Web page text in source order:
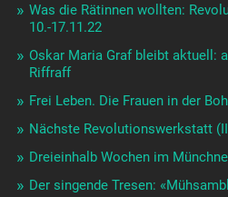
Was die Rätinnen wollten:
10.-17.11.22
Oskar Maria Graf bleibt aktuell:
Riffraff
Frei Leben. Die Frauen in der
Nächste Revolutionswerkstatt
Dreieinhalb Wochen im
Der singende Tresen: